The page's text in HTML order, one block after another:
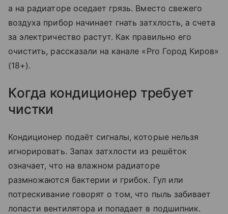
а на радиаторе оседает грязь. Вместо свежего
воздуха прибор начинает гнать затхлость, а счета
за электричество растут. Как правильно его
очистить, рассказали на канале «Pro Город Киров»
(18+).
Когда кондиционер требует
чистки
Кондиционер подаёт сигналы, которые нельзя
игнорировать. Запах затхлости из решёток
означает, что на влажном радиаторе
размножаются бактерии и грибок. Гул или
потрескивание говорят о том, что пыль забивает
лопасти вентилятора и попадает в подшипник.